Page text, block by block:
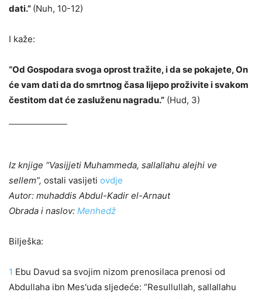
dati.” (Nuh, 10-12)
I kaže:
“Od Gospodara svoga oprost tražite, i da se pokajete, On
će vam dati da do smrtnog časa lijepo proživite i svakom
čestitom dat će zasluženu nagradu.” (Hud, 3)
Iz knjige “Vasijjeti Muhammeda, sallallahu alejhi ve
sellem”, ostali vasijeti ovdje
Autor: muhaddis Abdul-Kadir el-Arnaut
Obrada i naslov: Menhedž
Bilješka:
1 Ebu Davud sa svojim nizom prenosilaca prenosi od
Abdullaha ibn Mes'uda sljedeće: “Resullullah, sallallahu